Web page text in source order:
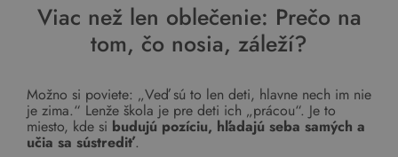
Viac než len oblečenie: Prečo na
tom, čo nosia, záleží?
Možno si poviete: „Veď sú to len deti, hlavne nech im nie
je zima.“ Lenže škola je pre deti ich „prácou“. Je to
miesto, kde si budujú pozíciu, hľadajú seba samých a
učia sa sústrediť.